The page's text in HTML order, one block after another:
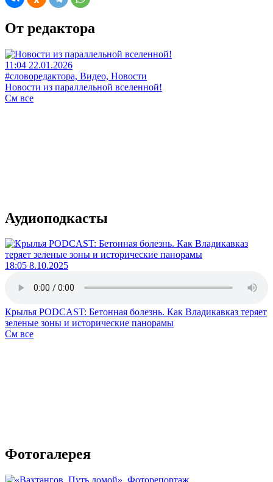
От редактора
11:04 22.01.2026
#словоредактора, Видео, Новости
Новости из параллельной вселенной!
См все
Аудиоподкасты
18:05 8.10.2025
Крылья PODCAST: Бетонная болезнь. Как Владикавказ теряет
зеленые зоны и исторические панорамы
См все
Фотогалерея